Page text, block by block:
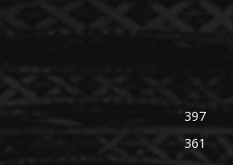
397
361